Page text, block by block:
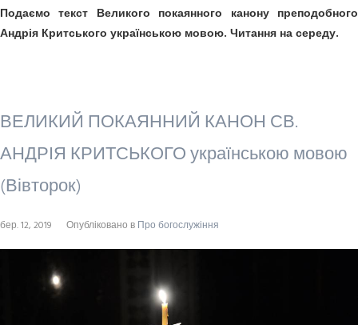
Подаємо текст Великого покаянного канону преподобного
Андрія Критського українською мовою. Читання на середу.
ВЕЛИКИЙ ПОКАЯННИЙ КАНОН СВ.
АНДРІЯ КРИТСЬКОГО українською мовою
(Вівторок)
бер. 12, 2019 Опубліковано в Про богослужіння